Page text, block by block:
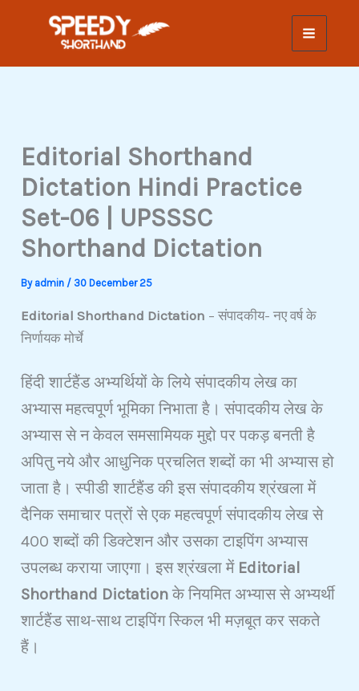
Editorial Shorthand
Dictation Hindi Practice
Set-06 | UPSSSC
Shorthand Dictation
By admin / 30 December 25
Editorial Shorthand Dictation – संपादकीय- नए वर्ष के
निर्णायक मोर्चे
हिंदी शार्टहैंड अभ्यर्थियों के लिये संपादकीय लेख का
अभ्यास महत्वपूर्ण भूमिका निभाता है। संपादकीय लेख के
अभ्यास से न केवल समसामियक मुद्दो पर पकड़ बनती है
अपितु नये और आधुनिक प्रचलित शब्दों का भी अभ्यास हो
जाता है। स्पीडी शार्टहैंड की इस संपादकीय श्रंखला में
दैनिक समाचार पत्रों से एक महत्वपूर्ण संपादकीय लेख से
400 शब्दों की डिक्टेशन और उसका टाइपिंग अभ्यास
उपलब्ध कराया जाएगा। इस श्रंखला में Editorial
Shorthand Dictationके नियमित अभ्यास से अभ्यर्थी
शार्टहैंड साथ-साथ टाइपिंग स्किल भी मज़बूत कर सकते
हैं।